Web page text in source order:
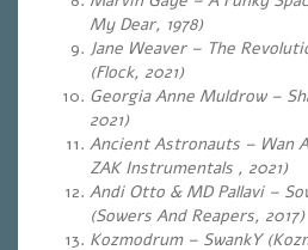
My Dear, 1978)
Jane Weaver – The
(Flock, 2021)
Georgia Anne Muldrow –
2021)
Ancient Astronauts – Wan
ZAK Instrumentals , 2021)
Andi Otto & MD Pallavi –
(Sowers And Reapers, 2017)
Kozmodrum – SwankY